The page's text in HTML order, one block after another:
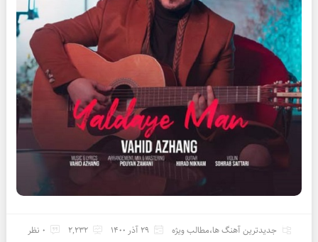
جدیدترین آهنگ ها،مطالب ویژه 29 آذر 1400 2,232 0 نظر